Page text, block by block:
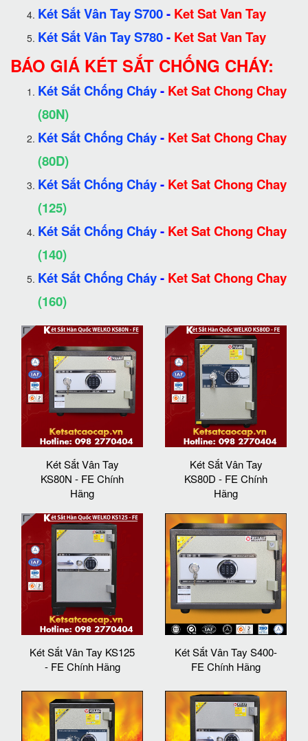
Két Sắt Vân Tay S700- Ket Sat Van Tay
Két Sắt Vân Tay S780- Ket Sat Van Tay
BÁO GIÁ KÉT SẮT CHỐNG CHÁY:
Két Sắt Chống Cháy- Ket Sat Chong Chay
(80N)
Két Sắt Chống Cháy- Ket Sat Chong Chay
(80D)
Két Sắt Chống Cháy- Ket Sat Chong Chay
(125)
Két Sắt Chống Cháy- Ket Sat Chong Chay
(140)
Két Sắt Chống Cháy- Ket Sat Chong Chay
(160)
Két Sắt Vân Tay
KS80N - FE Chính
Hãng
Két Sắt Vân Tay
KS80D - FE Chính
Hãng
Két Sắt Vân Tay KS125
- FE Chính Hãng
Két Sắt Vân Tay S400-
FE Chính Hãng